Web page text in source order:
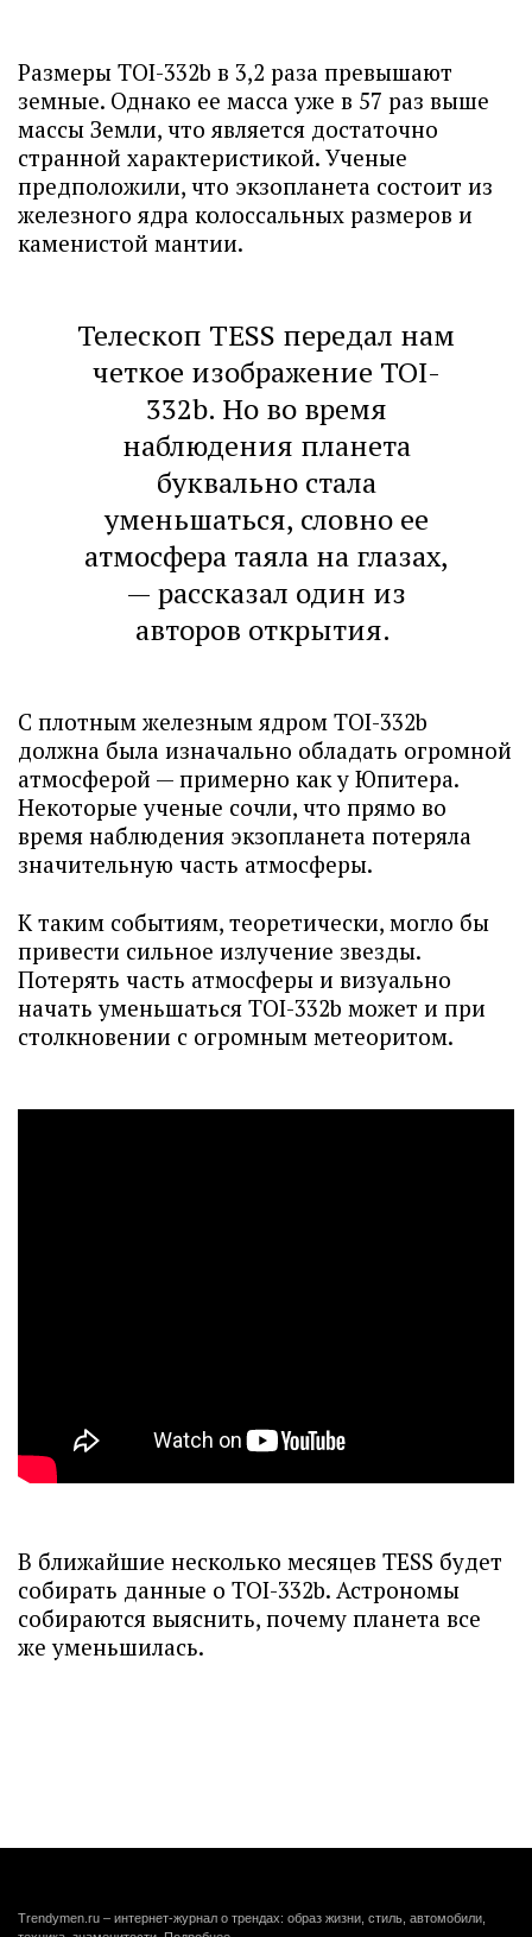
Размеры TOI-332b в 3,2 раза превышают
земные. Однако ее масса уже в 57 раз выше
массы Земли, что является достаточно
странной характеристикой. Ученые
предположили, что экзопланета состоит из
железного ядра колоссальных размеров и
каменистой мантии.
Телескоп ТESS передал нам
четкое изображение TOI-
332b. Но во время
наблюдения планета
буквально стала
уменьшаться, словно ее
атмосфера таяла на глазах,
— рассказал один из
авторов открытия.
С плотным железным ядром TOI-332b
должна была изначально обладать огромной
атмосферой — примерно как у Юпитера.
Некоторые ученые сочли, что прямо во
время наблюдения экзопланета потеряла
значительную часть атмосферы.
К таким событиям, теоретически, могло бы
привести сильное излучение звезды.
Потерять часть атмосферы и визуально
начать уменьшаться TOI-332b может и при
столкновении с огромным метеоритом.
В ближайшие несколько месяцев TESS будет
собирать данные о TOI-332b. Астрономы
собираются выяснить, почему планета все
же уменьшилась.
Trendymen.ru – интернет-журнал о трендах: образ жизни, стиль, автомобили,